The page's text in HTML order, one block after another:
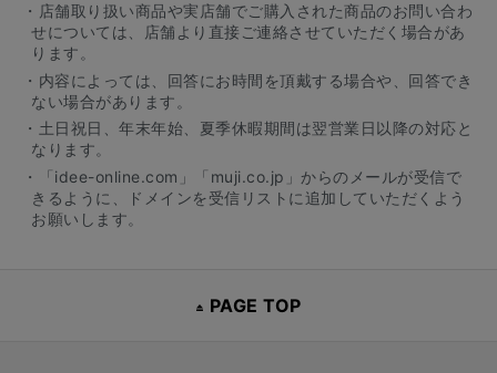
・店舗取り扱い商品や実店舗でご購入された商品のお問い合わ
せについては、店舗より直接ご連絡させていただく場合があ
ります。
・内容によっては、回答にお時間を頂戴する場合や、回答でき
ない場合があります。
・土日祝日、年末年始、夏季休暇期間は翌営業日以降の対応と
なります。
・「idee-online.com」「muji.co.jp」からのメールが受信で
きるように、ドメインを受信リストに追加していただくよう
お願いします。
PAGE TOP